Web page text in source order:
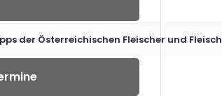
der Österreichischen Fleischer und